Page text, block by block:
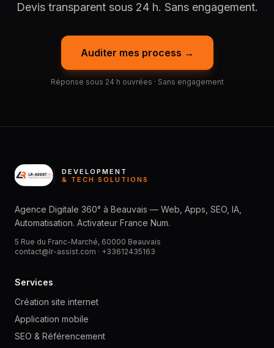
Devis transparent sous 24 h. Sans engagement.
Auditer mes process →
Réponse sous 24 h ouvrées · Sans engagement
DEVELOPMENT
& TECH SOLUTIONS
Agence Digitale 360° à Beauvais — Web, Apps, SEO, IA,
Automatisation. Activateur France Num.
5 Rue du Franc-Marché, 60000 Beauvais
contact@lr-assist.com · +33612435163
Services
Création site internet
Application mobile
SEO & Référencement